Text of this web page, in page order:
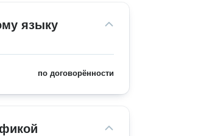
языку
по договорённости